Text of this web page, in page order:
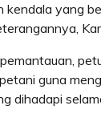
kendala yang
guna
dihadapi